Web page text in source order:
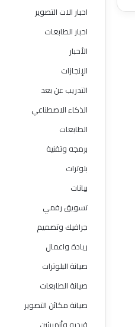
احبار الات التصوير
احبار الطابعات
الأحبار
الإنجازات
التدريب عن بعد
الذكاء الاصطناعي
الطابعات
برمجه وتقنية
بلوترات
بيانات
تسويق رقمي
جرافيك وتصميم
ريادة واعمال
صيانة البلوترات
صيانة الطابعات
صيانة مكائن التصوير